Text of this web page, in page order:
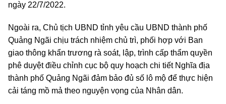
ngày 22/7/2022.
Ngoài ra, Chủ tịch UBND tỉnh yêu cầu UBND thành phố
Quảng Ngãi chịu trách nhiệm chủ trì, phối hợp với Ban
giao thông khẩn trương rà soát, lập, trình cấp thẩm quyền
phê duyệt điều chỉnh cục bộ quy hoạch chi tiết Nghĩa địa
thành phố Quảng Ngãi đảm bảo đủ số lô mộ để thực hiện
cải táng mồ mả theo nguyện vọng của Nhân dân.